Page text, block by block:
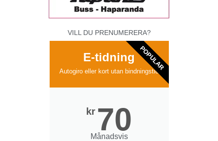
VILL DU PRENUMERERA?
E-tidning
Autogiro eller kort utan bindningstid
kr 70
Månadsvis
POPULAR